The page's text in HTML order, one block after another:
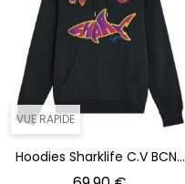
VUE RAPIDE
Hoodies Sharklife C.V BCN...